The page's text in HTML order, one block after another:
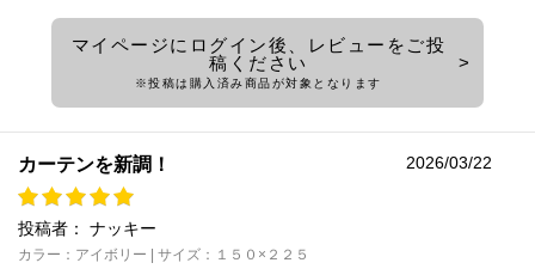
マイページにログイン後、レビューをご投
稿ください
※投稿は購入済み商品が対象となります
カーテンを新調！ 2026/03/22
投稿者： ナッキー
カラー：アイボリー | サイズ：１５０×２２５